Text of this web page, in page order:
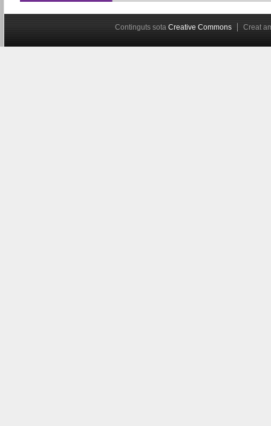
Continguts sota Creative Commons Creat